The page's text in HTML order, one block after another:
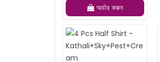
অর্ডার করুন